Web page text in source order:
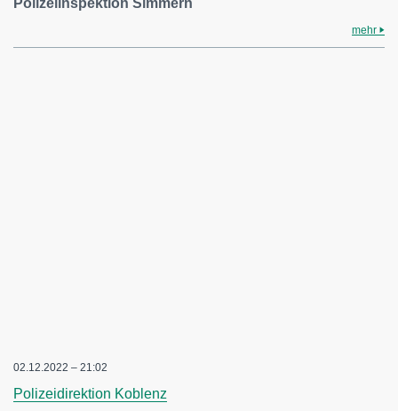
mehr
02.12.2022 – 21:02
Polizeidirektion Koblenz